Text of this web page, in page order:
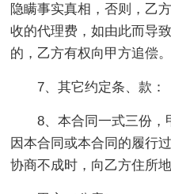
隐瞒事实真相，否则，乙
收的代理费，如由此而导
的，乙方有权向甲方追偿。
7、其它约定条、款：
8、本合同一式三份
因本合同或本合同的履行
协商不成时，向乙方住所